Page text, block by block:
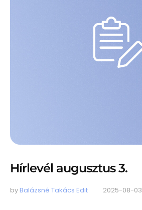
Hírlevél augusztus 3.
by Balázsné Takács Edit 2025-08-03